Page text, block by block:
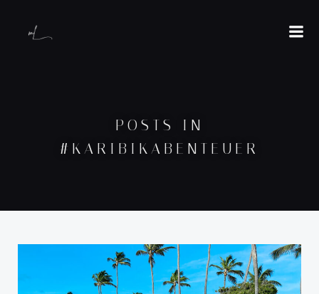
POSTS IN
#KARIBIKABENTEUER